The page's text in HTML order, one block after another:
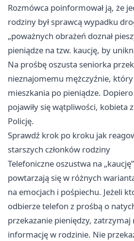
Rozmówca poinformował ją, że
rodziny był sprawcą wypadku
„poważnych obrażeń doznał
pieniądze na tzw. kaucję, by
Na prośbę oszusta seniorka
nieznajomemu mężczyźnie, który
mieszkania po pieniądze.
pojawiły się wątpliwości, kobieta
Policję.
Sprawdź krok po kroku jak
starszych członków rodziny
Telefoniczne oszustwa na
powtarzają się w różnych
na emocjach i pośpiechu. Jeżeli
odbierze telefon z prośbą o
przekazanie pieniędzy,
informację w rodzinie. Nie